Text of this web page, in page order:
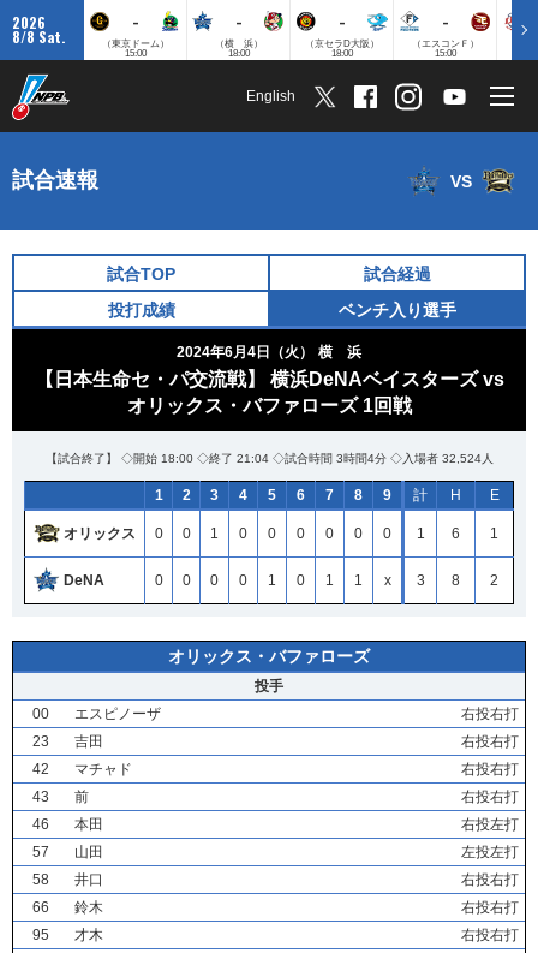
2026
8/8 Sat.
-
（東京ドーム）
15:00
-
（横 浜）
18:00
-
（京セラD大阪）
18:00
-
（エスコンＦ）
15:00
English
試合速報 VS
試合TOP
試合経過
投打成績
ベンチ入り選手
2024年6月4日（火） 横 浜
【日本生命セ・パ交流戦】 横浜DeNAベイスターズ vs
オリックス・バファローズ 1回戦
【試合終了】 ◇開始 18:00 ◇終了 21:04 ◇試合時間 3時間4分 ◇入場者 32,524人
1 2 3 4 5 6 7 8 9 計 H E
オリックス 0 0 1 0 0 0 0 0 0 1 6 1
DeNA 0 0 0 0 1 0 1 1 x 3 8 2
オリックス・バファローズ
投手
00
エスピノーザ
右投右打
23
吉田
右投右打
42
マチャド
右投右打
43
前
右投右打
46
本田
右投左打
57
山田
左投左打
58
井口
右投右打
66
鈴木
右投右打
95
才木
右投右打